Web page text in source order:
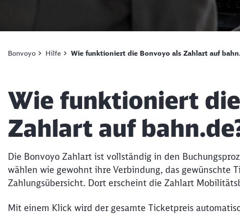
Bonvoyo Hilfe Wie funktioniert die Bonvoyo als Zahlart auf
Artikel:
Wie funktioniert
Zahlart auf
Die Bonvoyo Zahlart ist vollständig in den
wählen wie gewohnt ihre Verbindung, das gewünschte
Zahlungsübersicht. Dort erscheint die Zahlart
Mit einem Klick wird der gesamte Ticketpreis